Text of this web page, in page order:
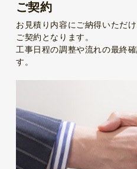
ご契約
お見積り内容にご納得いただ
ご契約となります。
工事日程の調整や流れの最終
す。